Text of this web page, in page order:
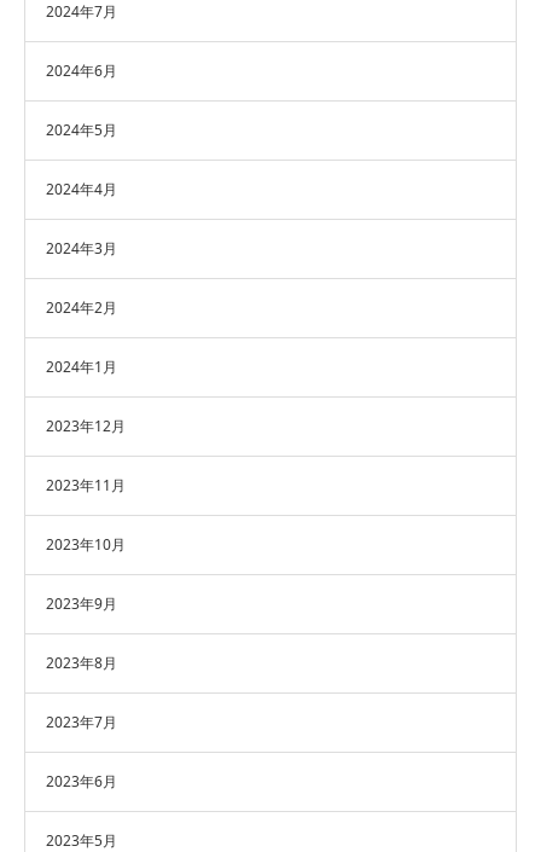
2024年7月
2024年6月
2024年5月
2024年4月
2024年3月
2024年2月
2024年1月
2023年12月
2023年11月
2023年10月
2023年9月
2023年8月
2023年7月
2023年6月
2023年5月